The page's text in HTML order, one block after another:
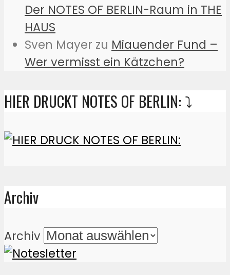
Der NOTES OF BERLIN-Raum in THE
HAUS
Sven Mayer zu Miauender Fund –
Wer vermisst ein Kätzchen?
HIER DRUCKT NOTES OF BERLIN: ⤵️
Archiv
Archiv